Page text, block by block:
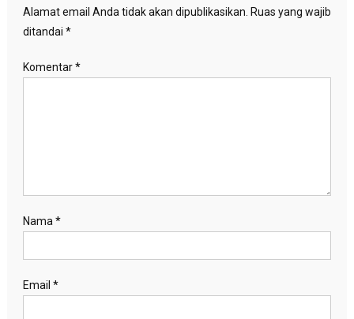
Alamat email Anda tidak akan dipublikasikan. Ruas yang wajib
ditandai *
Komentar*
Nama *
Email *